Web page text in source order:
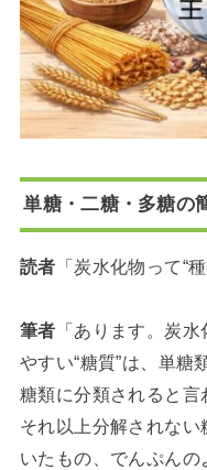
単糖・二糖・多糖の
読者 「炭水化物って“
筆者 「あります。炭
やすい“糖質”は、単糖
糖類に分類されると
それ以上分解されな
いたもの、でんぷん